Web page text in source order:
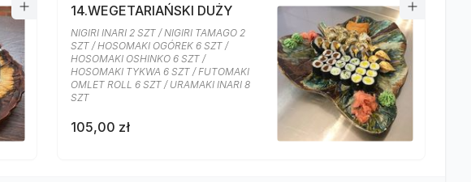
14.WEGETARIAŃSKI DUŻY
NIGIRI INARI 2 SZT / NIGIRI TAMAGO 2
SZT / HOSOMAKI OGÓREK 6 SZT /
HOSOMAKI OSHINKO 6 SZT /
HOSOMAKI TYKWA 6 SZT / FUTOMAKI
OMLET ROLL 6 SZT / URAMAKI INARI 8
SZT
105,00 zł